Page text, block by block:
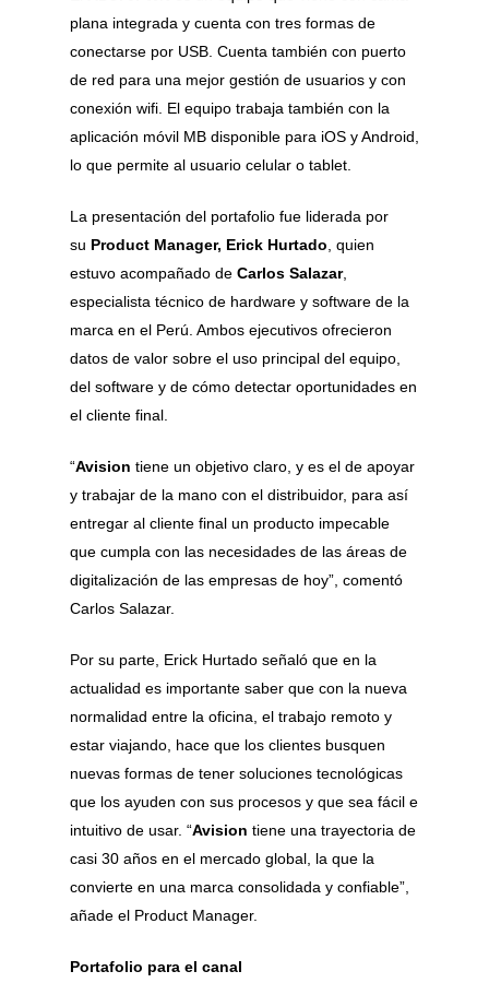
plana integrada y cuenta con tres formas de
conectarse por USB. Cuenta también con puerto
de red para una mejor gestión de usuarios y con
conexión wifi. El equipo trabaja también con la
aplicación móvil MB disponible para iOS y Android,
lo que permite al usuario celular o tablet.
La presentación del portafolio fue liderada por
su Product Manager, Erick Hurtado , quien
estuvo acompañado de Carlos Salazar,
especialista técnico de hardware y software de la
marca en el Perú. Ambos ejecutivos ofrecieron
datos de valor sobre el uso principal del equipo,
del software y de cómo detectar oportunidades en
el cliente final.
“Avision tiene un objetivo claro, y es el de apoyar
y trabajar de la mano con el distribuidor, para así
entregar al cliente final un producto impecable
que cumpla con las necesidades de las áreas de
digitalización de las empresas de hoy”, comentó
Carlos Salazar.
Por su parte, Erick Hurtado señaló que en la
actualidad es importante saber que con la nueva
normalidad entre la oficina, el trabajo remoto y
estar viajando, hace que los clientes busquen
nuevas formas de tener soluciones tecnológicas
que los ayuden con sus procesos y que sea fácil e
intuitivo de usar. “Avision tiene una trayectoria de
casi 30 años en el mercado global, la que la
convierte en una marca consolidada y confiable”,
añade el Product Manager.
Portafolio para el canal